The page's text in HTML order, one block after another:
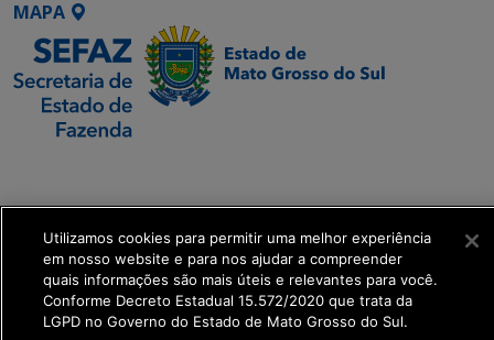
MAPA
get_footer();
Utilizamos cookies para permitir uma melhor experiência
em nosso website e para nos ajudar a compreender
quais informações são mais úteis e relevantes para você.
Conforme Decreto Estadual 15.572/2020 que trata da
LGPD no Governo do Estado de Mato Grosso do Sul.